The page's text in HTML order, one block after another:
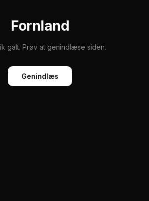
Fornland
galt. Prøv at genindlæse siden.
Genindlæs